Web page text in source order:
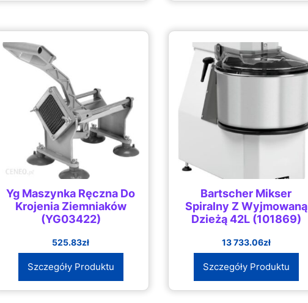
Yg Maszynka Ręczna Do
Krojenia Ziemniaków
(YG03422)
525.83zł
Szczegóły Produktu
Bartscher Mikser
Spiralny Z Wyjmowaną
Dzieżą 42L (101869)
13 733.06zł
Szczegóły Produktu